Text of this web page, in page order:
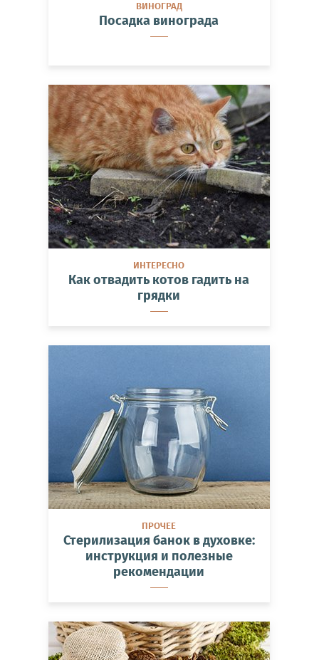
ВИНОГРАД
Посадка винограда
ИНТЕРЕСНО
Как отвадить котов гадить на
грядки
ПРОЧЕЕ
Стерилизация банок в духовке:
инструкция и полезные
рекомендации